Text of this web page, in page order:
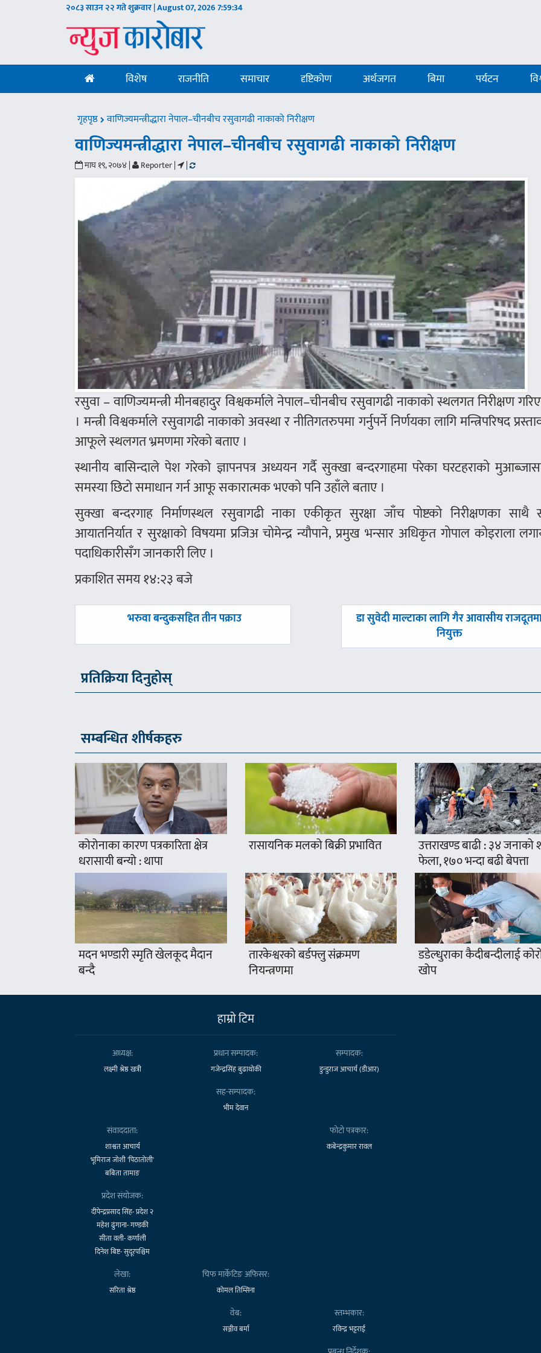
२०८३ साउन २२ गते शुक्रवार | August 07, 20267:59:35
विशेष राजनीति समाचार दृष्टिकोण अर्थजगत बिमा पर्यटन
गृहपृष्ठ वाणिज्यमन्त्रीद्धारा नेपाल–चीनबीच रसुवागढी नाकाको निरीक्षण
वाणिज्यमन्त्रीद्धारा नेपाल–चीनबीच रसुवागढी नाकाको निरीक्षण
माघ १९, २०७४ | Reporter | |
रसुवा – वाणिज्यमन्त्री मीनबहादुर विश्वकर्माले नेपाल–चीनबीच रसुवागढी नाकाको स्थलगत निरीक्षण
। मन्त्री विश्वकर्माले रसुवागढी नाकाको अवस्था र नीतिगतरुपमा गर्नुपर्ने निर्णयका लागि मन्त्रिपरिषद
आफूले स्थलगत भ्रमणमा गरेको बताए ।
स्थानीय बासिन्दाले पेश गरेको ज्ञापनपत्र अध्ययन गर्दै सुक्खा बन्दरगाहमा परेका घरटहराको
समस्या छिटो समाधान गर्न आफू सकारात्मक भएको पनि उहाँले बताए ।
सुक्खा बन्दरगाह निर्माणस्थल रसुवागढी नाका एकीकृत सुरक्षा जाँच पोष्टको निरीक्षणका साथै
आयातनिर्यात र सुरक्षाको विषयमा प्रजिअ चोमेन्द्र न्यौपाने, प्रमुख भन्सार अधिकृत गोपाल कोइराला
पदाधिकारीसँग जानकारी लिए ।
प्रकाशित समय १४:२३ बजे
पछिल्लाे
भरुवा बन्दुकसहित तीन पक्राउ
अघिल्लाे
डा सुवेदी माल्टाका लागि गैर आवासीय
नियुक्त
प्रतिक्रिया दिनुहोस्
सम्बन्धित शीर्षकहरु
कोरोनाका कारण पत्रकारिता क्षेत्र
धरासायी बन्यो : थापा
रासायनिक मलको बिक्री प्रभावित उत्तराखण्ड बाढी : ३४ जनाको
फेला, १७० भन्दा बढी बेपत्ता
मदन भण्डारी स्मृति खेलकूद मैदान
बन्दै
तारकेश्वरको बर्डफ्लु संक्रमण
नियन्त्रणमा
डडेल्धुराका कैदीबन्दीलाई
खोप
हाम्राे टिम
अध्यक्ष:
लक्ष्मी श्रेष्ठ खत्री
प्रधान सम्पादक:
गजेन्द्रसिंह बुढाथोकी
सम्पादक:
डुन्डुराज आचार्य (डीआर)
सह-सम्पादक:
भीम देवान
संवाददाता:
शाश्वत आचार्य
भूमिराज जोशी 'पिठातोली'
बबिता तामाङ
फोटो पत्रकार:
कबेन्द्रकुमार रावल
प्रदेश संयोजक:
दीपेन्द्रप्रसाद सिंह- प्रदेश २
महेश ढुंगाना- गण्डकी
सीता वली- कर्णाली
दिनेश बिष्ट- सुदूरपश्चिम
लेखा:
सरिता श्रेष्ठ
चिफ मार्केटिङ अफिसर:
कोमल तिम्सिना
वेब:
सञ्जीव बर्मा
स्तम्भकार:
रविन्द्र भट्टराई